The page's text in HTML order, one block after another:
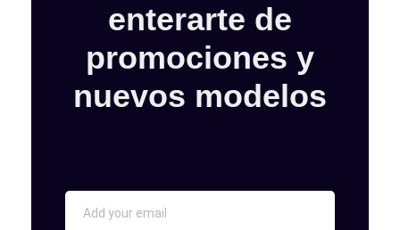
enterarte de
promociones y
nuevos modelos